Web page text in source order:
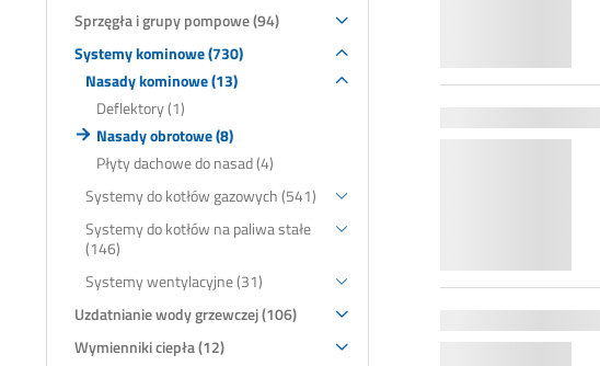
Sprzęgła i grupy pompowe (94)
Systemy kominowe (730)
Nasady kominowe (13)
Deflektory (1)
Nasady obrotowe (8)
Płyty dachowe do nasad (4)
Systemy do kotłów gazowych (541)
Systemy do kotłów na paliwa stałe
(146)
Systemy wentylacyjne (31)
Uzdatnianie wody grzewczej (106)
Wymienniki ciepła (12)